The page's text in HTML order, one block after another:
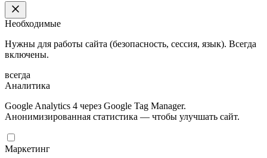
Необходимые
Нужны для работы сайта (безопасность, сессия, язык). Всегда
включены.
всегда
Аналитика
Google Analytics 4 через Google Tag Manager.
Анонимизированная статистика — чтобы улучшать сайт.
Маркетинг